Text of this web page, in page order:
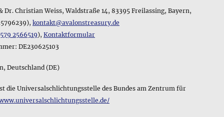
Christian Weiss, Waldstraße 14, 83395 Freilassing, Bayern,
kontakt@avalonstreasury.de
2566519), Kontaktformular
DE230625103
Deutschland (DE)
Universalschlichtungsstelle des Bundes am Zentrum für